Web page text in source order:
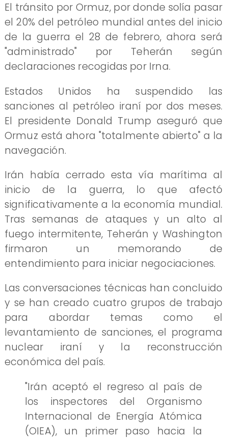
El tránsito por Ormuz, por donde solía pasar
el 20% del petróleo mundial antes del inicio
de la guerra el 28 de febrero, ahora será
"administrado" por Teherán según
declaraciones recogidas por Irna.
Estados Unidos ha suspendido las
sanciones al petróleo iraní por dos meses.
El presidente Donald Trump aseguró que
Ormuz está ahora "totalmente abierto" a la
navegación.
Irán había cerrado esta vía marítima al
inicio de la guerra, lo que afectó
significativamente a la economía mundial.
Tras semanas de ataques y un alto al
fuego intermitente, Teherán y Washington
firmaron un memorando de
entendimiento para iniciar negociaciones.
Las conversaciones técnicas han concluido
y se han creado cuatro grupos de trabajo
para abordar temas como el
levantamiento de sanciones, el programa
nuclear iraní y la reconstrucción
económica del país.
"Irán aceptó el regreso al país de
los inspectores del Organismo
Internacional de Energía Atómica
(OIEA), un primer paso hacia la